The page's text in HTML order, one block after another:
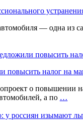
— одна из
повысить налог на
о повышении
а по …